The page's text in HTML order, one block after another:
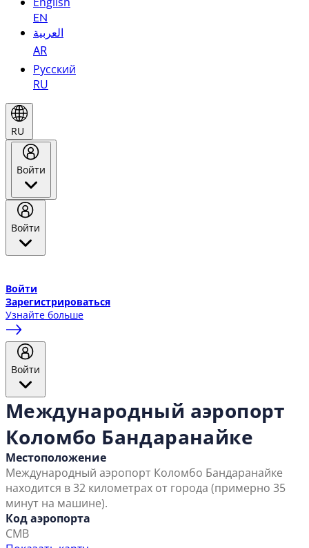
EN
العربية
AR
Русский
RU
RU
Войти
Войти
Войти
Зарегистрироваться
Узнайте больше
Войти
Международный аэропорт
Коломбо Бандаранайке
Местоположение
Международный аэропорт Коломбо Бандаранайке
находится в 32 километрах от города (примерно 35
минут на машине).
Код аэропорта
CMB